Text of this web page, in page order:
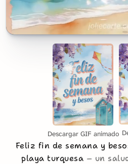
Descargar GIF animado
Feliz fin de semana y
playa turquesa
un